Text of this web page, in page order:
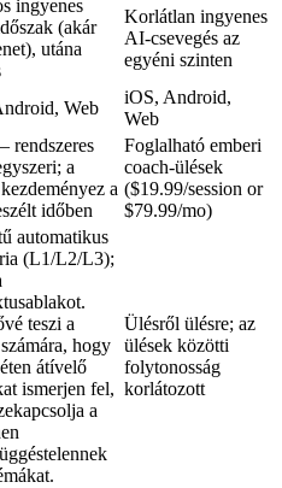
ingyenes
(akár
utána
Korlátlan ingyenes
AI-csevegés az
egyéni szinten
Web
iOS, Android,
Web
rendszeres
a
a
időben
Foglalható emberi
coach-ülések
($19.99/session or
$79.99/mo)
automatikus
(L1/L2/L3);
teszi a
hogy
átívelő
ismerjen fel,
a
Ülésről ülésre; az
ülések közötti
folytonosság
korlátozott